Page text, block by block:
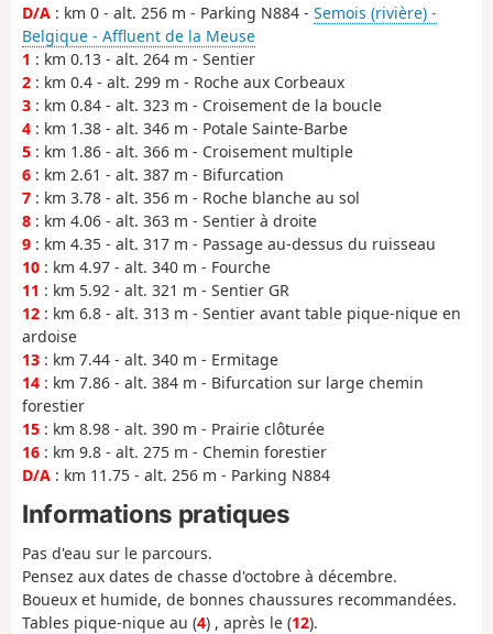
D/A : km 0 - alt. 256 m - Parking N884 - Semois (rivière) -
Belgique - Affluent de la Meuse
1 : km 0.13 - alt. 264 m - Sentier
2 : km 0.4 - alt. 299 m - Roche aux Corbeaux
3 : km 0.84 - alt. 323 m - Croisement de la boucle
4 : km 1.38 - alt. 346 m - Potale Sainte-Barbe
5 : km 1.86 - alt. 366 m - Croisement multiple
6 : km 2.61 - alt. 387 m - Bifurcation
7 : km 3.78 - alt. 356 m - Roche blanche au sol
8 : km 4.06 - alt. 363 m - Sentier à droite
9 : km 4.35 - alt. 317 m - Passage au-dessus du ruisseau
10 : km 4.97 - alt. 340 m - Fourche
11 : km 5.92 - alt. 321 m - Sentier GR
12 : km 6.8 - alt. 313 m - Sentier avant table pique-nique en
ardoise
13 : km 7.44 - alt. 340 m - Ermitage
14 : km 7.86 - alt. 384 m - Bifurcation sur large chemin
forestier
15 : km 8.98 - alt. 390 m - Prairie clôturée
16 : km 9.8 - alt. 275 m - Chemin forestier
D/A : km 11.75 - alt. 256 m - Parking N884
Informations pratiques
Pas d'eau sur le parcours.
Pensez aux dates de chasse d'octobre à décembre.
Boueux et humide, de bonnes chaussures recommandées.
Tables pique-nique au (4) , après le (12).